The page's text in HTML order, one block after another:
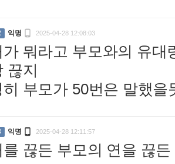
익명  2025-04-28 12:08:03
가 뭐라고 부모와의 유대
끊지
히 부모가 50번은 말했
익명  2025-04-28 12:11:57
를 끊든 부모의 연을 끊